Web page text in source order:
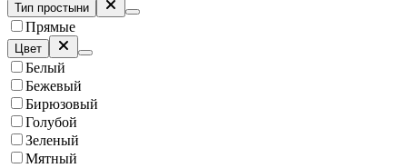
Тип простыни
Прямые
Цвет
Белый
Бежевый
Бирюзовый
Голубой
Зеленый
Мятный